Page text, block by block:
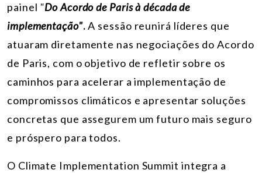
painel "Do Acordo de Paris à década de
implementação". A sessão reunirá líderes que
atuaram diretamente nas negociações do Acordo
de Paris, com o objetivo de refletir sobre os
caminhos para acelerar a implementação de
compromissos climáticos e apresentar soluções
concretas que assegurem um futuro mais seguro
e próspero para todos.
O Climate Implementation Summit integra a